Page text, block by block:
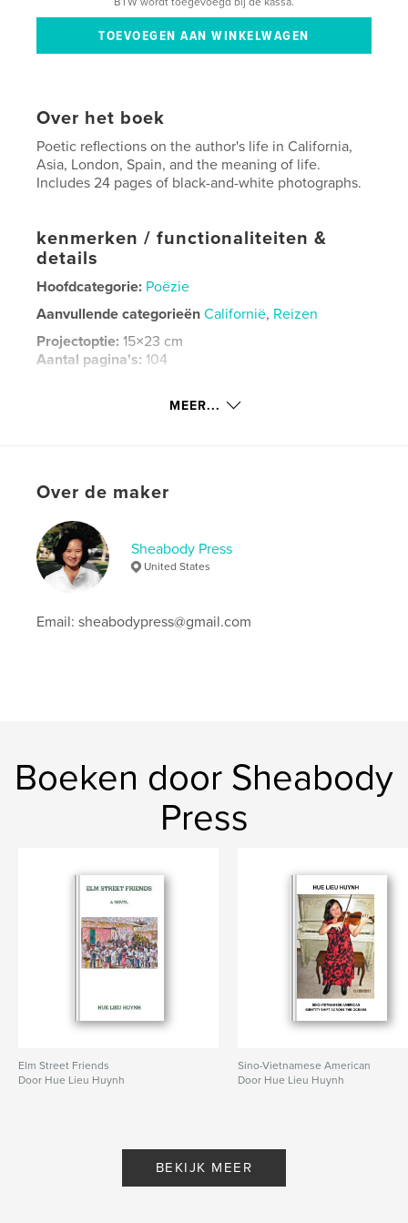
Over het boek
Poetic reflections on the author's life in California,
Asia, London, Spain, and the meaning of life.
Includes 24 pages of black-and-white photographs.
kenmerken / functionaliteiten &
details
Hoofdcategorie: Poëzie
Aanvullende categorieën Californië, Reizen
Projectoptie:15×23 cm
Aantal pagina's: 104
Paperback: 9780368422904
Trefwoorden
MEER...
Over de maker
Sheabody Press
United States
Email: sheabodypress@gmail.com
Boeken door Sheabody
Press
Elm Street Friends
Door Hue Lieu Huynh
Sino-Vietnamese American
Door Hue Lieu Huynh
BEKIJK MEER